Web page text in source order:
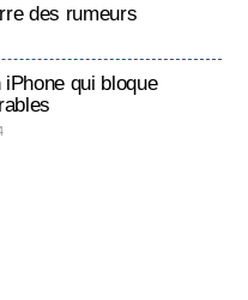
des rumeurs
qui bloque